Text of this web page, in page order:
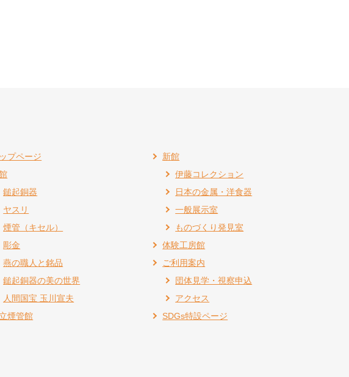
プページ
鎚起銅器
ヤスリ
煙管（キセル）
彫金
燕の職人と銘品
鎚起銅器の美の世界
人間国宝 玉川宣夫
煙管館
新館
伊藤コレクション
日本の金属・洋食器
一般展示室
ものづくり発見室
体験工房館
ご利用案内
団体見学・視察申込
アクセス
SDGs特設ページ